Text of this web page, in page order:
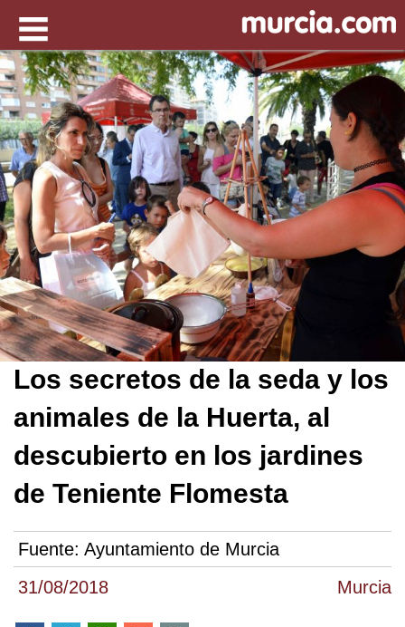
31/08/2018 Murcia
Los secretos de la seda y los
animales de la Huerta, al
descubierto en los jardines
de Teniente Flomesta
Fuente: Ayuntamiento de Murcia